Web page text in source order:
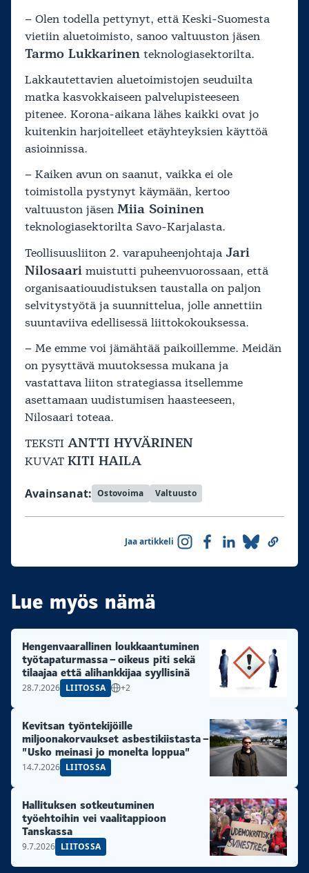
– Olen todella pettynyt, että Keski-Suomesta
vietiin aluetoimisto, sanoo valtuuston jäsen
Tarmo Lukkarinen teknologiasektorilta.
Lakkautettavien aluetoimistojen seuduilta
matka kasvokkaiseen palvelupisteeseen
pitenee. Korona-aikana lähes kaikki ovat jo
kuitenkin harjoitelleet etäyhteyksien käyttöä
asioinnissa.
– Kaiken avun on saanut, vaikka ei ole
toimistolla pystynyt käymään, kertoo
valtuuston jäsen Miia Soininen
teknologiasektorilta Savo-Karjalasta.
Teollisuusliiton 2. varapuheenjohtaja Jari
Nilosaari muistutti puheenvuorossaan, että
organisaatiouudistuksen taustalla on paljon
selvitystyötä ja suunnittelua, jolle annettiin
suuntaviiva edellisessä liittokokouksessa.
– Me emme voi jämähtää paikoillemme. Meidän
on pysyttävä muutoksessa mukana ja
vastattava liiton strategiassa itsellemme
asettamaan uudistumisen haasteeseen,
Nilosaari toteaa.
TEKSTI ANTTI HYVÄRINEN
KUVAT KITI HAILA
Avainsanat: Ostovoima Valtuusto
Jaa artikkeli
Lue myös nämä
Hengenvaarallinen loukkaantuminen
työtapaturmassa – oikeus piti sekä
tilaajaa että alihankkijaa syyllisinä
28.7.2026 LIITOSSA +2
Kevitsan työntekijöille
miljoonakorvaukset asbestikiistasta –
”Usko meinasi jo monelta loppua”
14.7.2026 LIITOSSA
Hallituksen sotkeutuminen
työehtoihin vei vaalitappioon
Tanskassa
9.7.2026 LIITOSSA